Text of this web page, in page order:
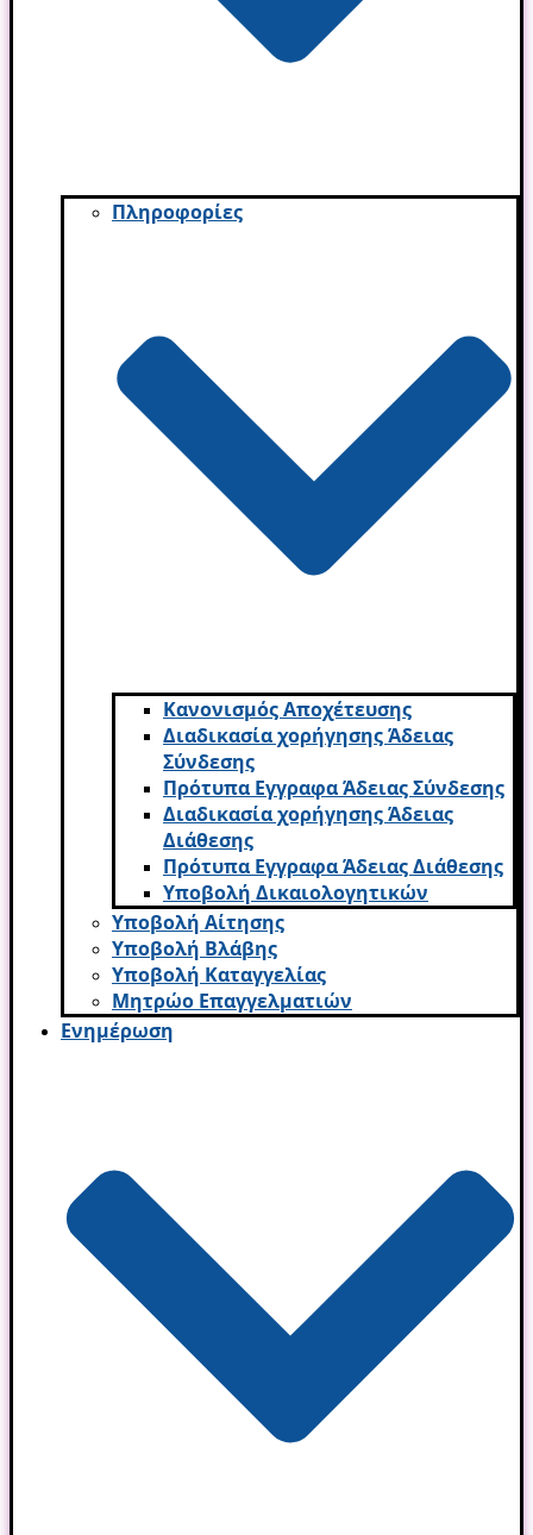
Πληροφορίες
Κανονισμός Αποχέτευσης
Διαδικασία χορήγησης Άδειας
Σύνδεσης
Πρότυπα Εγγραφα Άδειας Σύνδεσης
Διαδικασία χορήγησης Άδειας
Διάθεσης
Πρότυπα Εγγραφα Άδειας Διάθεσης
Υποβολή Δικαιολογητικών
Υποβολή Αίτησης
Υποβολή Βλάβης
Υποβολή Καταγγελίας
Μητρώο Επαγγελματιών
Ενημέρωση